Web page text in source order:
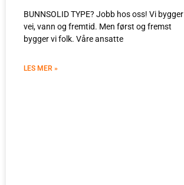
BUNNSOLID TYPE? Jobb hos oss! Vi bygger
vei, vann og fremtid. Men først og fremst
bygger vi folk. Våre ansatte
LES MER »